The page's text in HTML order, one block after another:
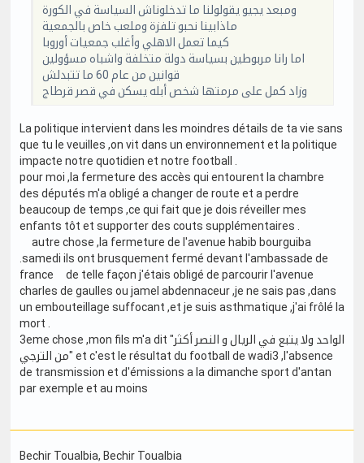
ومبعد يجيو يقولولنا ما تدخلوناش السياسة في الكورة
ماذابينا نحبو تلفزة وملعب خاص بالجمعية
كيما تعمل الاهلي وأغلب جمعيات أوروبا
اما رانا مربوطين بسياسة دولة متخلفة واشباه مسؤولين
قوانين من عام 60 ما تتبدلش
وزاد كمل على مرمتها شخص أبله يسكن في قصر قرطاج
La politique intervient dans les moindres détails de ta vie sans
que tu le veuilles ,on vit dans un environnement et la politique
impacte notre quotidien et notre football .
pour moi ,la fermeture des accès qui entourent la chambre
des députés m'a obligé a changer de route et a perdre
beaucoup de temps ,ce qui fait que je dois réveiller mes
enfants tôt et supporter des couts supplémentaires .
autre chose ,la fermeture de l'avenue habib bourguiba
.samedi ils ont brusquement fermé devant l'ambassade de
france de telle façon j'étais obligé de parcourir l'avenue
charles de gaulles ou jamel abdennaceur ,je ne sais pas ,dans
un embouteillage suffocant ,et je suis asthmatique ,j'ai frôlé la
mort .
3eme chose ,mon fils m'a dit "الواحد ولا يتبع في الريال و النصر أكثر
من الترجي" et c'est le résultat du football de wadi3 ,l'absence
de transmission et d'émissions a la dimanche sport d'antan
par exemple et au moins
Bechir Toualbia, Bechir Toualbia